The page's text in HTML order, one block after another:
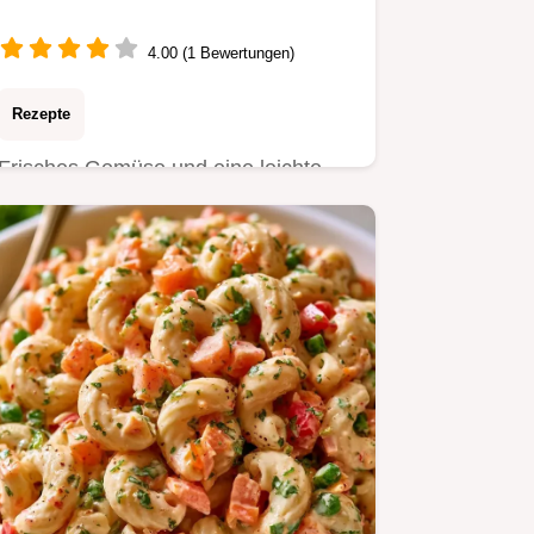
4.00 (1 Bewertungen)
Rezepte
Gemüse und eine leichte
machen diesen
ohne Mayo besonders